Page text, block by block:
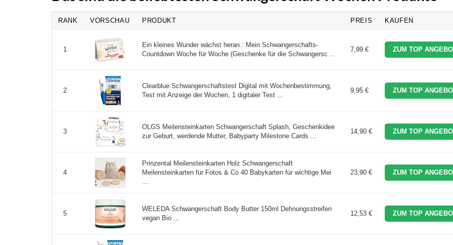
RANK VORSCHAU PRODUKT PREIS KAUFEN
1
Ein kleines Wunder wächst heran.: Mein Schwangerschafts-
Countdown Woche für Woche (Geschenke für die Schwangersc ...
7,99 € ZUM TOP
2
Clearblue Schwangerschaftstest Digital mit Wochenbestimmung,
Test mit Anzeige der Wochen, 1 digitaler Test ...
9,95 € ZUM TOP
3
OLGS Meilensteinkarten Schwangerschaft Splash, Geschenkidee
zur Geburt, werdende Mutter, Babyparty Milestone Cards ...
14,90 € ZUM TOP
4
Prinzental Meilensteinkarten Holz Schwangerschaft
Meilensteinkarten für Fotos & Co 40 Babykarten für wichtige Mei
23,90 € ZUM TOP
5
WELEDA Schwangerschaft Body Butter 150ml Dehnungsstreifen
vegan Bio ...
12,53 € ZUM TOP